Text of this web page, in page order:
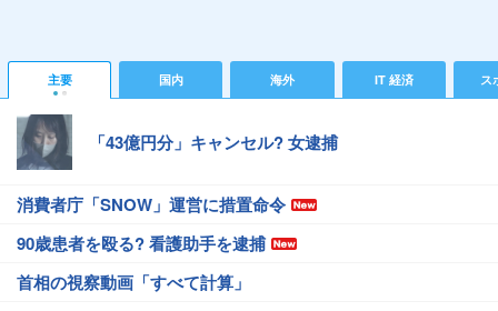
主要 国内 海外 IT 経済 ス
「43億円分」キャンセル? 女逮捕
消費者庁「SNOW」運営に措置命令
90歳患者を殴る? 看護助手を逮捕
首相の視察動画「すべて計算」